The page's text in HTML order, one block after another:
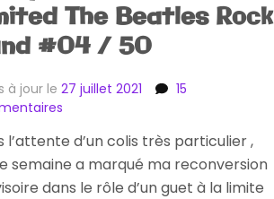
The Beatles Rock
#04 / 50
à jour le 27 juillet 2021
15
Xbox
360
Limited
l’attente d’un colis très particulier ,
semaine a marqué ma reconversion
dans le rôle d’un guet à la limite